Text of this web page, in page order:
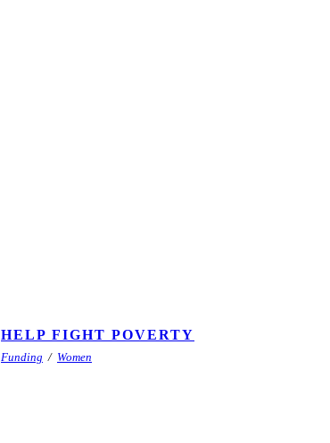
HELP FIGHT POVERTY
Funding / Women